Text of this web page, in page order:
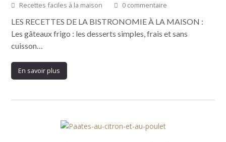
Recettes faciles à la maison
0 commentaire
LES RECETTES DE LA BISTRONOMIE À LA MAISON :
Les gâteaux frigo : les desserts simples, frais et sans
cuisson…
En savoir plus